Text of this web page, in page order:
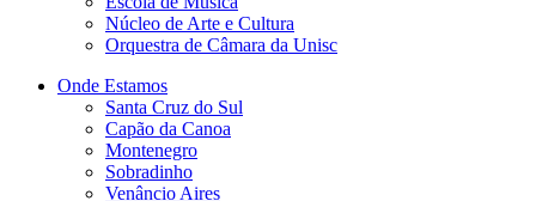
Núcleo de Arte e Cultura
Orquestra de Câmara da Unisc
Onde Estamos
Santa Cruz do Sul
Capão da Canoa
Montenegro
Sobradinho
Venâncio Aires